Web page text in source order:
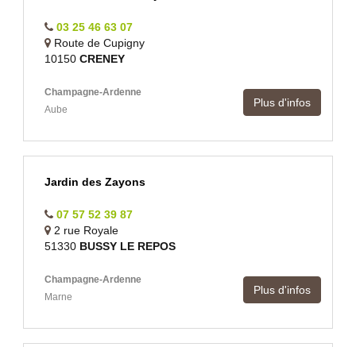
03 25 46 63 07
Route de Cupigny
10150 CRENEY
Champagne-Ardenne
Aube
Plus d'infos
Jardin des Zayons
07 57 52 39 87
2 rue Royale
51330 BUSSY LE REPOS
Champagne-Ardenne
Marne
Plus d'infos